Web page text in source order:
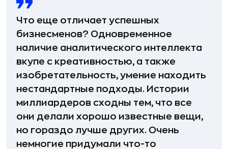
Что еще отличает успешных
бизнесменов? Одновременное
наличие аналитического интеллекта
вкупе с креативностью, а также
изобретательность, умение находить
нестандартные подходы. Истории
миллиардеров сходны тем, что все
они делали хорошо известные вещи,
но гораздо лучше других. Очень
немногие придумали что-то